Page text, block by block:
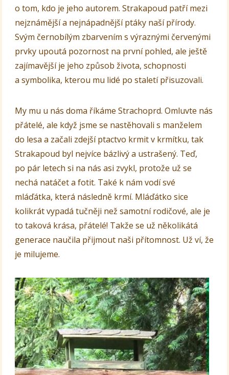
o tom, kdo je jeho autorem. Strakapoud patří mezi
nejznámější a nejnápadnější ptáky naší přírody.
Svým černobílým zbarvením s výraznými červenými
prvky upoutá pozornost na první pohled, ale ještě
zajímavější je jeho způsob života, schopnosti
a symbolika, kterou mu lidé po staletí přisuzovali.
My mu u nás doma říkáme Strachoprd. Omluvte nás
přátelé, ale když jsme se nastěhovali s manželem
do lesa a začali zdejší ptactvo krmit v krmítku, tak
Strakapoud byl nejvíce bázlivý a ustrašený. Teď,
po pár letech si na nás asi zvykl, protože už se
nechá natáčet a fotit. Také k nám vodí své
mláďátka, která následně krmí. Mláďátko sice
kolikrát vypadá tučněji než samotní rodičové, ale je
to taková krása, přátelé! Takže se už několikátá
generace naučila přijmout naši přítomnost. Už ví, že
je milujeme.